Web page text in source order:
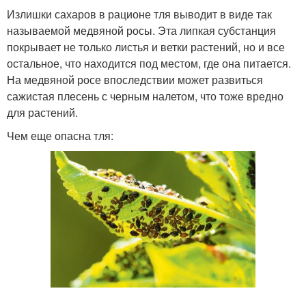
Излишки сахаров в рационе тля выводит в виде так
называемой медвяной росы. Эта липкая субстанция
покрывает не только листья и ветки растений, но и все
остальное, что находится под местом, где она питается.
На медвяной росе впоследствии может развиться
сажистая плесень с черным налетом, что тоже вредно
для растений.
Чем еще опасна тля: